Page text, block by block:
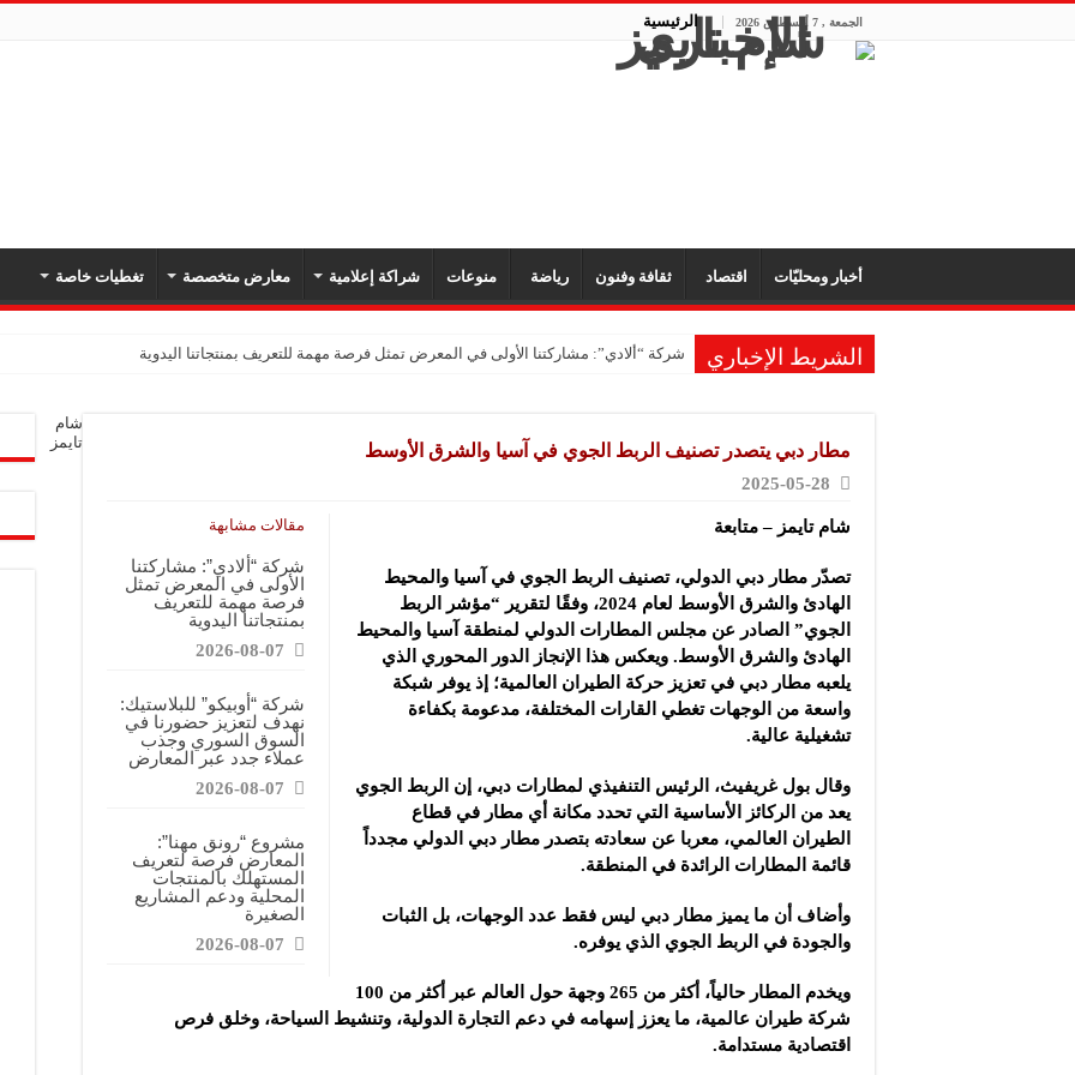
الجمعة , 7 أغسطس 2026 الرئيسية
أخبار ومحليّات اقتصاد ثقافة وفنون رياضة منوعات شراكة إعلامية معارض متخصصة تغطيات خاصة
الشريط الإخباري شركة “ألادي”: مشاركتنا الأولى في المعرض تمثل فرصة مهمة للتعريف بمنتجاتنا اليدوية
مطار دبي يتصدر تصنيف الربط الجوي في آسيا والشرق الأوسط
2025-05-28
مقالات مشابهة
شركة “ألادي”: مشاركتنا
الأولى في المعرض تمثل
فرصة مهمة للتعريف
بمنتجاتنا اليدوية
2026-08-07
شركة “أوبيكو” للبلاستيك:
نهدف لتعزيز حضورنا في
السوق السوري وجذب
عملاء جدد عبر المعارض
2026-08-07
مشروع “رونق مهنا”:
المعارض فرصة لتعريف
المستهلك بالمنتجات
المحلية ودعم المشاريع
الصغيرة
2026-08-07
شام تايمز – متابعة
تصدّر مطار دبي الدولي، تصنيف الربط الجوي في آسيا والمحيط
الهادئ والشرق الأوسط لعام 2024، وفقًا لتقرير “مؤشر الربط
الجوي” الصادر عن مجلس المطارات الدولي لمنطقة آسيا والمحيط
الهادئ والشرق الأوسط. ويعكس هذا الإنجاز الدور المحوري الذي
يلعبه مطار دبي في تعزيز حركة الطيران العالمية؛ إذ يوفر شبكة
واسعة من الوجهات تغطي القارات المختلفة، مدعومة بكفاءة
تشغيلية عالية.
وقال بول غريفيث، الرئيس التنفيذي لمطارات دبي، إن الربط الجوي
يعد من الركائز الأساسية التي تحدد مكانة أي مطار في قطاع
الطيران العالمي، معربا عن سعادته بتصدر مطار دبي الدولي مجدداً
قائمة المطارات الرائدة في المنطقة.
وأضاف أن ما يميز مطار دبي ليس فقط عدد الوجهات، بل الثبات
والجودة في الربط الجوي الذي يوفره.
ويخدم المطار حالياً، أكثر من 265 وجهة حول العالم عبر أكثر من 100
شركة طيران عالمية، ما يعزز إسهامه في دعم التجارة الدولية، وتنشيط السياحة، وخلق فرص
اقتصادية مستدامة.
شام
تايمز